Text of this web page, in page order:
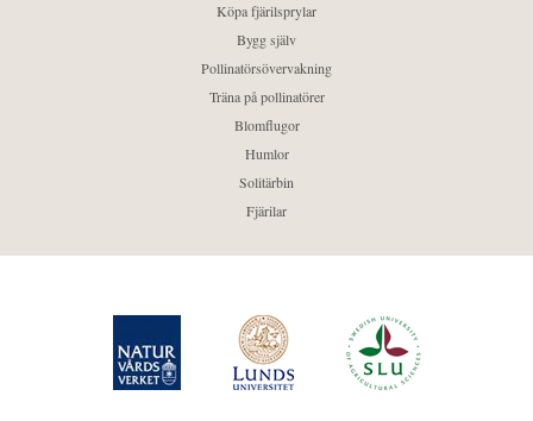
Köpa fjärilsprylar
Bygg själv
Pollinatörsövervakning
Träna på pollinatörer
Blomflugor
Humlor
Solitärbin
Fjärilar